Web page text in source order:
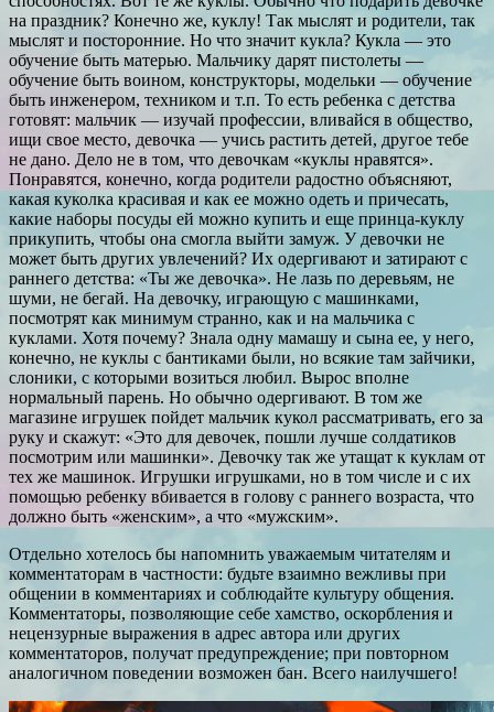
на праздник? Конечно же, куклу! Так мыслят и родители, так
мыслят и посторонние. Но что значит кукла? Кукла — это
обучение быть матерью. Мальчику дарят пистолеты —
обучение быть воином, конструкторы, модельки — обучение
быть инженером, техником и т.п. То есть ребенка с детства
готовят: мальчик — изучай профессии, вливайся в общество,
ищи свое место, девочка — учись растить детей, другое тебе
не дано. Дело не в том, что девочкам «куклы нравятся».
Понравятся, конечно, когда родители радостно объясняют,
какая куколка красивая и как ее можно одеть и причесать,
какие наборы посуды ей можно купить и еще принца-куклу
прикупить, чтобы она смогла выйти замуж. У девочки не
может быть других увлечений? Их одергивают и затирают с
раннего детства: «Ты же девочка». Не лазь по деревьям, не
шуми, не бегай. На девочку, играющую с машинками,
посмотрят как минимум странно, как и на мальчика с
куклами. Хотя почему? Знала одну мамашу и сына ее, у него,
конечно, не куклы с бантиками были, но всякие там зайчики,
слоники, с которыми возиться любил. Вырос вполне
нормальный парень. Но обычно одергивают. В том же
магазине игрушек пойдет мальчик кукол рассматривать, его за
руку и скажут: «Это для девочек, пошли лучше солдатиков
посмотрим или машинки». Девочку так же утащат к куклам от
тех же машинок. Игрушки игрушками, но в том числе и с их
помощью ребенку вбивается в голову с раннего возраста, что
должно быть «женским», а что «мужским».
Отдельно хотелось бы напомнить уважаемым читателям и
комментаторам в частности: будьте взаимно вежливы при
общении в комментариях и соблюдайте культуру общения.
Комментаторы, позволяющие себе хамство, оскорбления и
нецензурные выражения в адрес автора или других
комментаторов, получат предупреждение; при повторном
аналогичном поведении возможен бан. Всего наилучшего!